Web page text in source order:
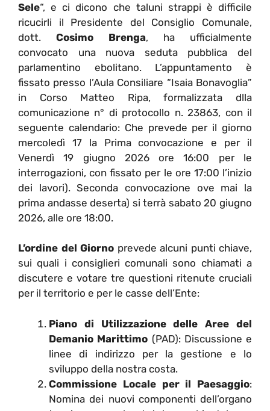
Sele“, e ci dicono che taluni strappi è difficile
ricucirli il Presidente del Consiglio Comunale,
dott. Cosimo Brenga, ha ufficialmente
convocato una nuova seduta pubblica del
parlamentino ebolitano. L’appuntamento è
fissato presso l’Aula Consiliare “Isaia Bonavoglia”
in Corso Matteo Ripa, formalizzata dlla
comunicazione n° di protocollo n. 23863, con il
seguente calendario: Che prevede per il giorno
mercoledì 17 la Prima convocazione e per il
Venerdì 19 giugno 2026 ore 16:00 per le
interrogazioni, con fissato per le ore 17:00 l’inizio
dei lavori). Seconda convocazione ove mai la
prima andasse deserta) si terrà sabato 20 giugno
2026, alle ore 18:00.
L’ordine del Giorno prevede alcuni punti chiave,
sui quali i consiglieri comunali sono chiamati a
discutere e votare tre questioni ritenute cruciali
per il territorio e per le casse dell’Ente:
Piano di Utilizzazione delle Aree del
Demanio Marittimo (PAD): Discussione e
linee di indirizzo per la gestione e lo
sviluppo della nostra costa.
Commissione Locale per il Paesaggio:
Nomina dei nuovi componenti dell’organo